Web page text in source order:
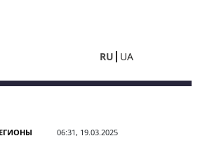
RU UA
06:31, 19.03.2025